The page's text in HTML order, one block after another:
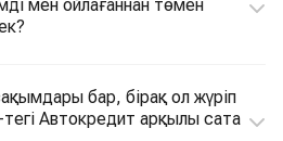
мен ойлағаннан төмен
бар, бірақ ол жүріп
Автокредит арқылы сата